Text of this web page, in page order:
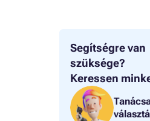
Segítségre van
szüksége?
Keressen